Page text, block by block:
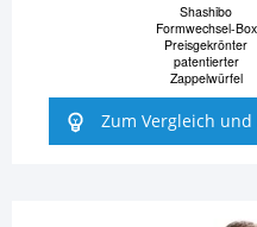
Shashibo
Formwechsel-Box
Preisgekrönter
patentierter
Zappelwürfel
Zum Vergleich und